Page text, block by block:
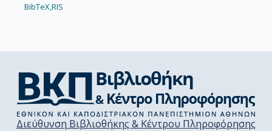
BibTeX, RIS
Διεύθυνση Βιβλιοθήκης & Κέντρου Πληροφόρησης